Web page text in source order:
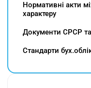
Нормативні акти
характеру
Документи СРСР
Cтандарти